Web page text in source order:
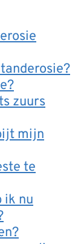
zuurs
mijn
te
ik nu